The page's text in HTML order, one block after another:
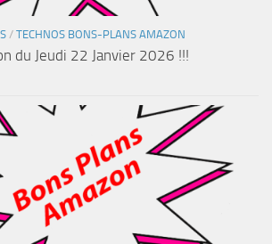
/ TECHNOS BONS-PLANS AMAZON
du Jeudi 22 Janvier 2026 !!!